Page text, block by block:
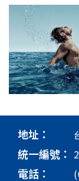
地址：
統一編號：
電話：